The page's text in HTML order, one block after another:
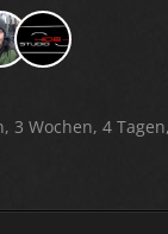
3 Wochen, 4